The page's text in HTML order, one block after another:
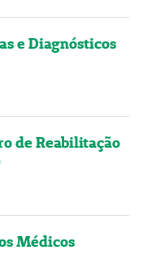
e Diagnósticos
de Reabilitação
Médicos